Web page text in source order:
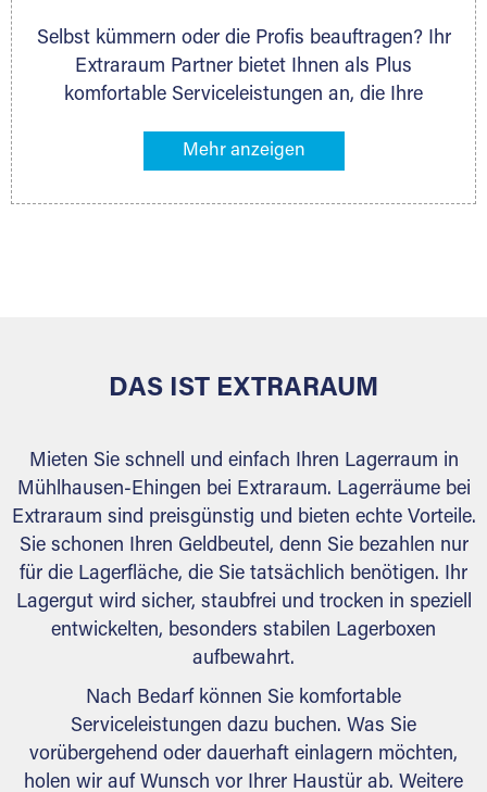
Selbst kümmern oder die Profis beauftragen? Ihr
Extraraum Partner bietet Ihnen als Plus
komfortable Serviceleistungen an, die Ihre
gehören z. B. Verpackungsservice, Lieferung von
Ihr Lagergut wird bei Ihrem Extraraum Partner
DAS IST EXTRARAUM
Mieten Sie schnell und einfach Ihren Lagerraum in
Mühlhausen-Ehingen bei Extraraum. Lagerräume bei
Extraraum sind preisgünstig und bieten echte Vorteile.
Sie schonen Ihren Geldbeutel, denn Sie bezahlen nur
für die Lagerfläche, die Sie tatsächlich benötigen. Ihr
Lagergut wird sicher, staubfrei und trocken in speziell
entwickelten, besonders stabilen Lagerboxen
aufbewahrt.
Nach Bedarf können Sie komfortable
Serviceleistungen dazu buchen. Was Sie
vorübergehend oder dauerhaft einlagern möchten,
holen wir auf Wunsch vor Ihrer Haustür ab. Weitere